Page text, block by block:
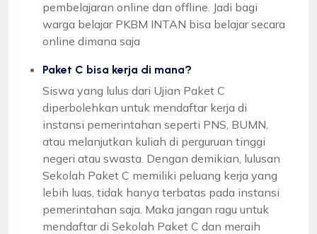
pembelajaran online dan offline. Jadi bagi
warga belajar PKBM INTAN bisa belajar secara
online dimana saja
Paket C bisa kerja di mana?
Siswa yang lulus dari Ujian Paket C
diperbolehkan untuk mendaftar kerja di
instansi pemerintahan seperti PNS, BUMN,
atau melanjutkan kuliah di perguruan tinggi
negeri atau swasta. Dengan demikian, lulusan
Sekolah Paket C memiliki peluang kerja yang
lebih luas, tidak hanya terbatas pada instansi
pemerintahan saja. Maka jangan ragu untuk
mendaftar di Sekolah Paket C dan meraih